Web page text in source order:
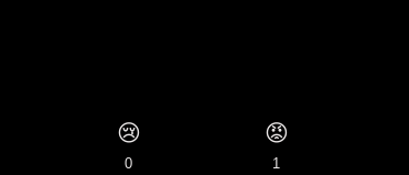
😢
0
😡
1